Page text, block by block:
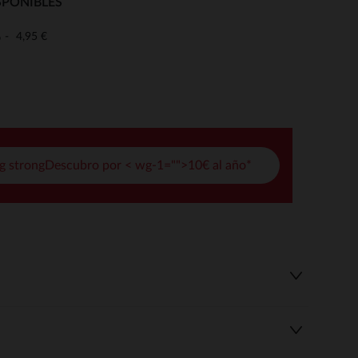
de privacidad, garantizando el cumplimiento de las
4,95 €
strongDescubro por < wg-1="">10€ al año*